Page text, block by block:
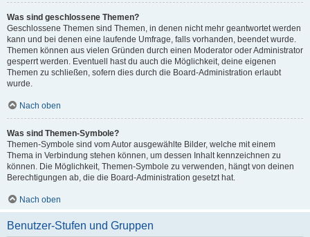
Was sind geschlossene Themen?
Geschlossene Themen sind Themen, in denen nicht mehr geantwortet werden
kann und bei denen eine laufende Umfrage, falls vorhanden, beendet wurde.
Themen können aus vielen Gründen durch einen Moderator oder Administrator
gesperrt werden. Eventuell hast du auch die Möglichkeit, deine eigenen
Themen zu schließen, sofern dies durch die Board-Administration erlaubt
wurde.
Nach oben
Was sind Themen-Symbole?
Themen-Symbole sind vom Autor ausgewählte Bilder, welche mit einem
Thema in Verbindung stehen können, um dessen Inhalt kennzeichnen zu
können. Die Möglichkeit, Themen-Symbole zu verwenden, hängt von deinen
Berechtigungen ab, die die Board-Administration gesetzt hat.
Nach oben
Benutzer-Stufen und Gruppen